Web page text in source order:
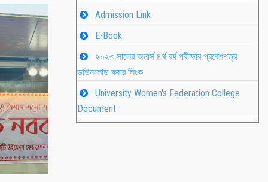
Admission Link
E-Book
২০২৩ সালের অনার্স ৪র্থ বর্ষ পরীক্ষার প্রবেশপত্র
ডাউনলোড করার লিংক
University Women's Federation College
Document